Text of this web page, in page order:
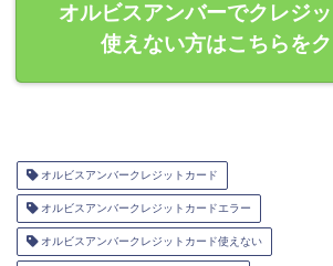
オルビスアンバーでクレジ
使えない方はこちらを
オルビスアンバークレジットカード
オルビスアンバークレジットカードエラー
オルビスアンバークレジットカード使えない